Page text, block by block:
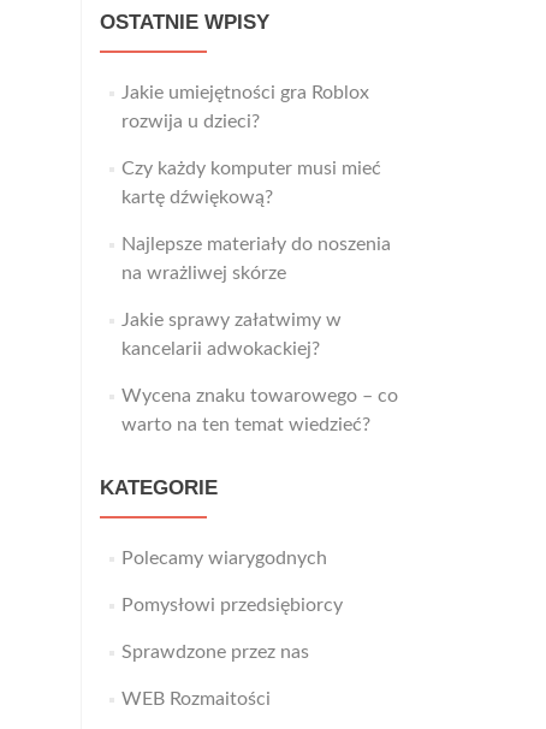
OSTATNIE WPISY
Jakie umiejętności gra Roblox
rozwija u dzieci?
Czy każdy komputer musi mieć
kartę dźwiękową?
Najlepsze materiały do noszenia
na wrażliwej skórze
Jakie sprawy załatwimy w
kancelarii adwokackiej?
Wycena znaku towarowego – co
warto na ten temat wiedzieć?
KATEGORIE
Polecamy wiarygodnych
Pomysłowi przedsiębiorcy
Sprawdzone przez nas
WEB Rozmaitości